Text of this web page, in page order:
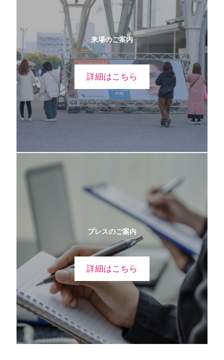
来場のご案内
詳細はこちら
プレスのご案内
詳細はこちら